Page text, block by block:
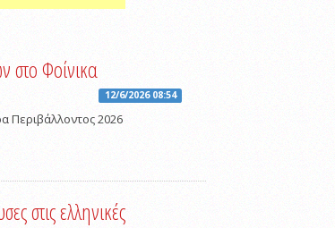
στο Φοίνικα
12/6/2026 08:54
Περιβάλλοντος 2026
στις ελληνικές